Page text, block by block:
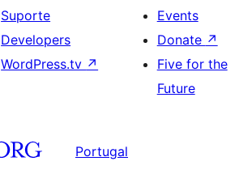
Suporte
Developers
WordPress.tv ↗
Events
Donate ↗
Five for the
Future
Portugal